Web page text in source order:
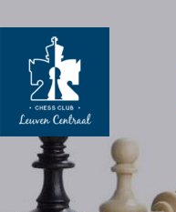
naar
inhoud